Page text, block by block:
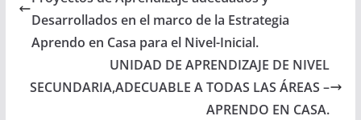
Desarrollados en el marco de la Estrategia
Aprendo en Casa para el Nivel-Inicial.
UNIDAD DE APRENDIZAJE DE NIVEL
SECUNDARIA,ADECUABLE A TODAS LAS ÁREAS –
APRENDO EN CASA.